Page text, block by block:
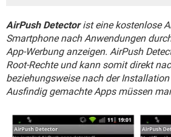
WHATSAPP TIKTOK
FACEBOOK
AirPush Detectorist eine kostenlose
Smartphone nach Anwendungen
App-Werbung anzeigen. AirPush
Root-Rechte und kann somit direkt
beziehungsweise nach der
Ausfindig gemachte Apps müssen